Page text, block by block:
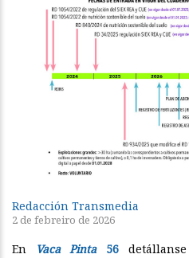
Redacción Transmedia
2 de febreiro de 2026
En Vaca Pinta56